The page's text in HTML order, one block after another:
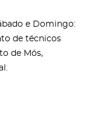
e Domingo:
de técnicos
de Mós,